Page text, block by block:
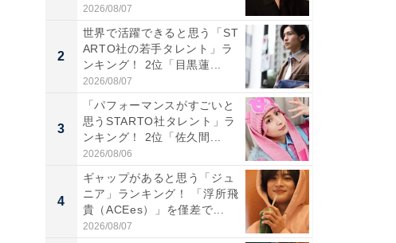
2026/08/07
2
世界で活躍できると思う「ST
ARTO社の若手タレント」ラ
ンキング！ 2位「目黒蓮...
2026/08/07
3
「パフォーマンスがすごいと
思うSTARTO社タレント」ラ
ンキング！ 2位「佐久間...
2026/08/06
4
ギャップがあると思う「ジュ
ニア」ランキング！ 「浮所飛
貴（ACEes）」を僅差で...
2026/08/07